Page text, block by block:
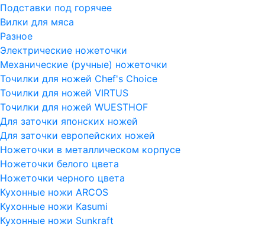
Подставки под горячее
Вилки для мяса
Разное
Электрические ножеточки
Механические (ручные) ножеточки
Точилки для ножей Chef's Choice
Точилки для ножей VIRTUS
Точилки для ножей WUESTHOF
Для заточки японских ножей
Для заточки европейских ножей
Ножеточки в металлическом корпусе
Ножеточки белого цвета
Ножеточки черного цвета
Кухонные ножи ARCOS
Кухонные ножи Kasumi
Кухонные ножи Sunkraft